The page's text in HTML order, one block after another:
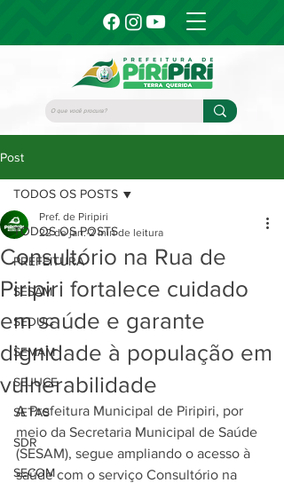
Post
TODOS OS POSTS
PREFEITURA
SESAM
SEDUC
SEMAM
SEJUCE
SETAS
SDR
SECOM
TODOS OS POSTS
Consultório na Rua de
Piripiri fortalece cuidado
em saúde e garante
dignidade à população em
vulnerabilidade
Pref. de Piripiri
22 de jan. 2 min de leitura
A Prefeitura Municipal de Piripiri, por
meio da Secretaria Municipal de Saúde
(SESAM), segue ampliando o acesso à
saúde com o serviço Consultório na